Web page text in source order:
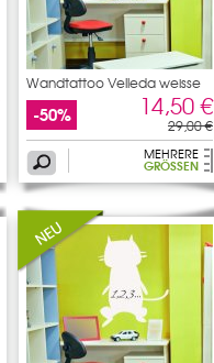
Wandtattoo Velleda weisse
-50% 14,50 €
29,00 €
MEHRERE
GRÖSSEN